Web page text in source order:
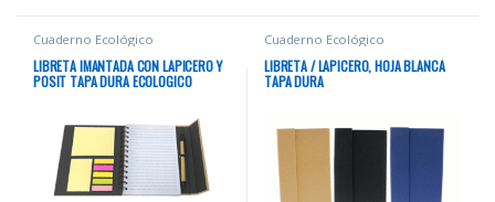
Cuaderno Ecológico
LIBRETA IMANTADA CON LAPICERO Y
POSIT TAPA DURA ECOLOGICO
Cuaderno Ecológico
LIBRETA / LAPICERO, HOJA BLANCA
TAPA DURA